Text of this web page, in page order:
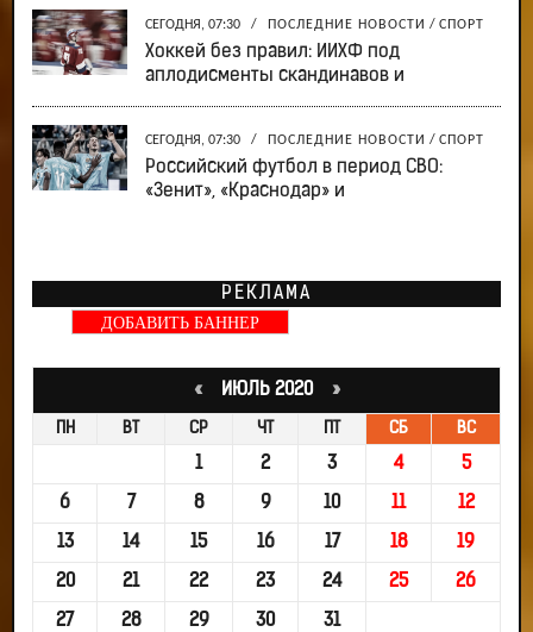
СЕГОДНЯ, 07:30 / ПОСЛЕДНИЕ НОВОСТИ / СПОРТ
Хоккей без правил: ИИХФ под
аплодисменты скандинавов и
СЕГОДНЯ, 07:30 / ПОСЛЕДНИЕ НОВОСТИ / СПОРТ
Российский футбол в период СВО:
«Зенит», «Краснодар» и
РЕКЛАМА
ДОБАВИТЬ БАННЕР
«ИЮЛЬ 2020 »
ПН ВТ СР ЧТ ПТ СБ ВС
1 2 3 4 5
6 7 8 9 10 11 12
13 14 15 16 17 18 19
20 21 22 23 24 25 26
27 28 29 30 31